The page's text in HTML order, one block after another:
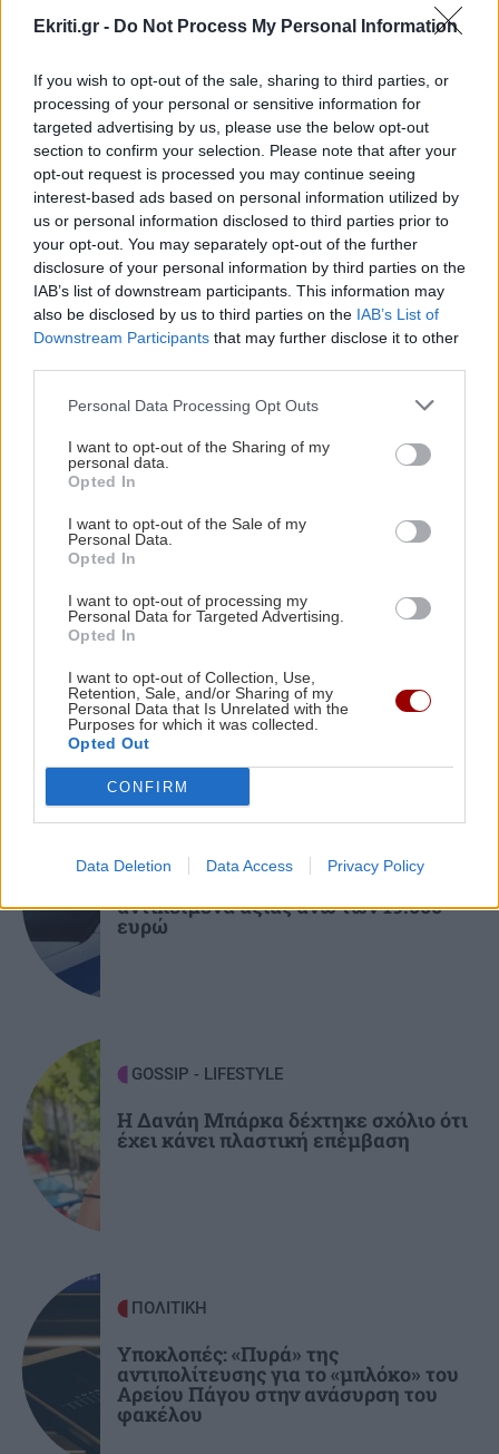
Ekriti.gr - Do Not Process My Personal Information
If you wish to opt-out of the sale, sharing to third parties, or
processing of your personal or sensitive information for
targeted advertising by us, please use the below opt-out
section to confirm your selection. Please note that after your
opt-out request is processed you may continue seeing
interest-based ads based on personal information utilized by
us or personal information disclosed to third parties prior to
your opt-out. You may separately opt-out of the further
disclosure of your personal information by third parties on the
IAB’s list of downstream participants. This information may
also be disclosed by us to third parties on the IAB’s List of
Downstream Participants that may further disclose it to other
Personal Data Processing Opt Outs
I want to opt-out of the Sharing of my
personal data.
Opted In
I want to opt-out of the Sale of my
Personal Data.
Opted In
I want to opt-out of processing my
Personal Data for Targeted Advertising.
Opted In
I want to opt-out of Collection, Use,
Retention, Sale, and/or Sharing of my
Personal Data that Is Unrelated with the
Purposes for which it was collected.
Opted Out
CONFIRM
Data Deletion Data Access Privacy Policy
Διαρρήκτες πήραν από αυτοκίνητο
19:00
GOSSIP - LIFESTYLE
Η Δανάη Μπάρκα δέχτηκε σχόλιο ότι έχει
κάνει πλαστική επέμβαση
18:51
ΠΟΛΙΤΙΚΗ
Υποκλοπές: «Πυρά» της αντιπολίτευσης για το
«μπλόκο» του Αρείου Πάγου στην ανάσυρση
του φακέλου
18:42
ΕΛΛΑΔΑ
Ραγίζει καρδιές ο σύζυγος και πατέρας των
θυμάτων του τροχαίου (Βίντεο)
ΚΟΣΜΟΣ
μεταναστών - Σχέδια για ταφή των νεκρών και
μεταφορά των ανηλίκων
18:20
ΕΛΛΑΔΑ
Μεγάλη έξοδος του Αυγούστου:
«Μποτιλιάρισμα» στα λιμάνια και γεμάτα
18:14
ΑΥΤΟΔΙΟΙΚΗΣΗ
αναβάθμιση 22 χιλιομέτρων αγροτικών και
κτηνοτροφικών δρόμων
Υποχώρησε στο 3,4% ο πληθωρισμός τον Ιούλιο
– Επιμένει η ακρίβεια σε ενέργεια και ενοίκια
GOSSIP - LIFESTYLE
Οι πόζες της Κατερίνας Παπουτσάκη με μαγιό
στην Κρήτη
Όλες οι ειδήσεις
ΠΕΡΙΣΣΟΤΕΡΑ
ΚΟΣΜΟΣ
καταστροφές – Τουλάχιστον 97
νεκροί
αντικείμενα αξίας άνω των 19.000
ευρώ
GOSSIP - LIFESTYLE
Η Δανάη Μπάρκα δέχτηκε σχόλιο ότι
έχει κάνει πλαστική επέμβαση
ΠΟΛΙΤΙΚΗ
Υποκλοπές: «Πυρά» της
αντιπολίτευσης για το «μπλόκο» του
Αρείου Πάγου στην ανάσυρση του
φακέλου